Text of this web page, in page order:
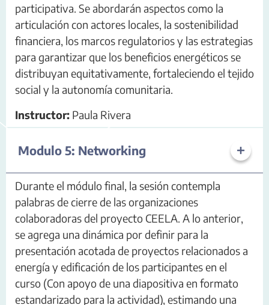
participativa. Se abordarán aspectos como la
articulación con actores locales, la sostenibilidad
financiera, los marcos regulatorios y las estrategias
para garantizar que los beneficios energéticos se
distribuyan equitativamente, fortaleciendo el tejido
social y la autonomía comunitaria.
Instructor: Paula Rivera
Modulo 5: Networking
Durante el módulo final, la sesión contempla
palabras de cierre de las organizaciones
colaboradoras del proyecto CEELA. A lo anterior,
se agrega una dinámica por definir para la
presentación acotada de proyectos relacionados a
energía y edificación de los participantes en el
curso (Con apoyo de una diapositiva en formato
estandarizado para la actividad), estimando una